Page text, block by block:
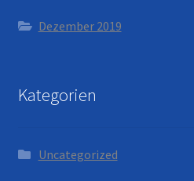
Dezember 2019
Kategorien
Uncategorized